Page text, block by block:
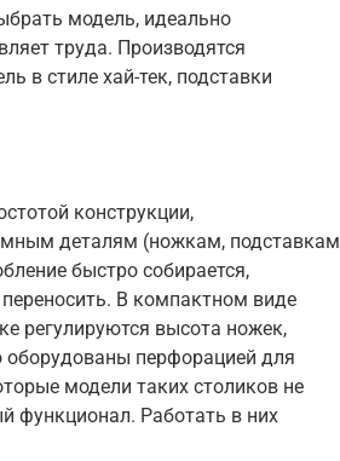
модель, идеально
труда. Производятся
в стиле хай-тек, подставки
конструкции,
деталям (ножкам, подставкам
быстро собирается,
В компактном виде
регулируются высота ножек,
оборудованы перфорацией для
модели таких столиков не
функционал. Работать в них